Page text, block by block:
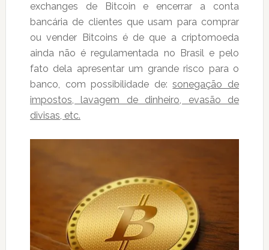
exchanges de Bitcoin e encerrar a conta
bancária de clientes que usam para comprar
ou vender Bitcoins é de que a criptomoeda
ainda não é regulamentada no Brasil e pelo
fato dela apresentar um grande risco para o
banco, com possibilidade de:sonegação de
impostos, lavagem de dinheiro, evasão de
divisas, etc.